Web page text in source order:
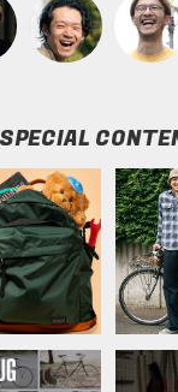
SPECIAL